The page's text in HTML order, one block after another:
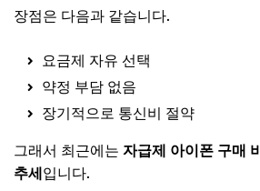
장점은 다음과 같습니다.
요금제 자유 선택
약정 부담 없음
장기적으로 통신비 절약
그래서 최근에는 자급제 아이폰 구매
추세입니다.